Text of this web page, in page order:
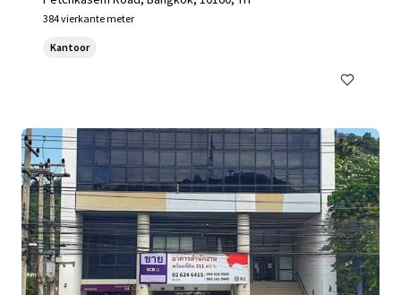
384 vierkante meter
Kantoor